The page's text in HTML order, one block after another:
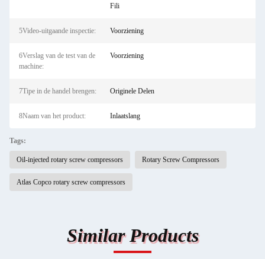
Fili
5Video-uitgaande inspectie: Voorziening
6Verslag van de test van de
machine:
Voorziening
7Tipe in de handel brengen: Originele Delen
8Naam van het product: Inlaatslang
Tags:
Oil-injected rotary screw compressors Rotary Screw Compressors
Atlas Copco rotary screw compressors
Similar Products